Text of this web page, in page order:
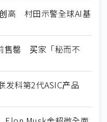
高 村田示警全球AI基
售罄 买家「秘而不
科第2代ASIC产品